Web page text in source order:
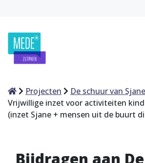
HomeProjecten De schuur van Sjane
Vrijwillige inzet voor activiteiten
(inzet Sjane + mensen uit de buurt
Bijdragen aan